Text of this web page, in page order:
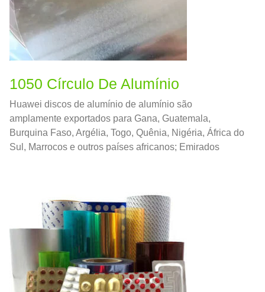
1050 Círculo De Alumínio
Huawei discos de alumínio de alumínio são
amplamente exportados para Gana, Guatemala,
Burquina Faso, Argélia, Togo, Quênia, Nigéria, África do
Sul, Marrocos e outros países africanos; Emirados